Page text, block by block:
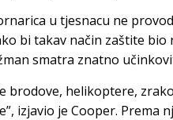
u tjesnacu ne
bi takav način zaštite bio
smatra znatno
brodove, helikoptere,
izjavio je Cooper. Prema